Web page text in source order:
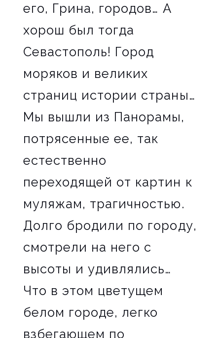
его, Грина, городов… А
хорош был тогда
Севастополь! Город
моряков и великих
страниц истории страны…
Мы вышли из Панорамы,
потрясенные ее, так
естественно
переходящей от картин к
муляжам, трагичностью.
Долго бродили по городу,
смотрели на него с
высоты и удивлялись…
Что в этом цветущем
белом городе, легко
взбегающем по